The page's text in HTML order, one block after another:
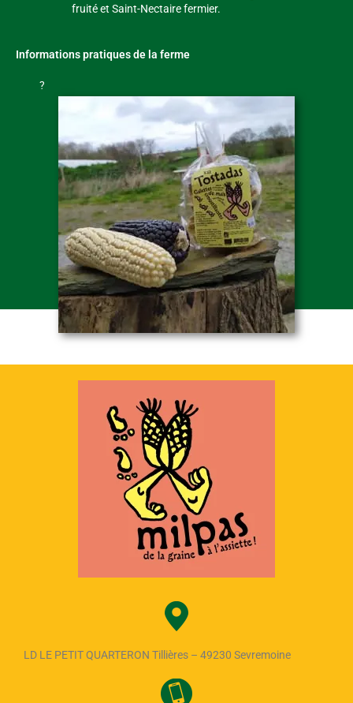
fruité et Saint-Nectaire fermier.
Informations pratiques de la ferme
?
LD LE PETIT QUARTERON Tillières – 49230 Sevremoine